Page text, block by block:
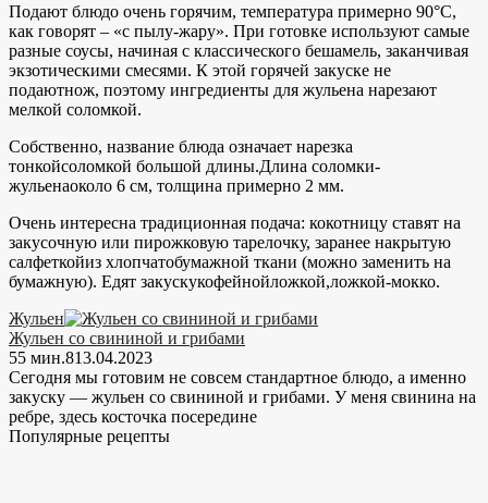
Подают блюдо очень горячим, температура примерно 90°С,
как говорят – «с пылу-жару». При готовке используют самые
разные соусы, начиная с классического бешамель, заканчивая
экзотическими смесями. К этой горячей закуске не
подаютнож, поэтому ингредиенты для жульена нарезают
мелкой соломкой.
Собственно, название блюда означает нарезка
тонкойсоломкой большой длины.Длина соломки-
жульенаоколо 6 см, толщина примерно 2 мм.
Очень интересна традиционная подача: кокотницу ставят на
закусочную или пирожковую тарелочку, заранее накрытую
салфеткойиз хлопчатобумажной ткани (можно заменить на
бумажную). Едят закускукофейнойложкой,ложкой-мокко.
Жульен
Жульен со свининой и грибами
55 мин.813.04.2023
Сегодня мы готовим не совсем стандартное блюдо, а именно
закуску — жульен со свининой и грибами. У меня свинина на
ребре, здесь косточка посередине
Популярные рецепты